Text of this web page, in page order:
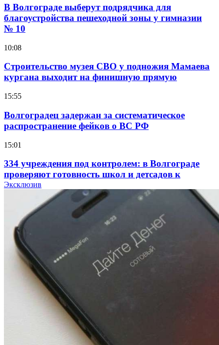
В Волгограде выберут подрядчика для
благоустройства пешеходной зоны у гимназии
№ 10
10:08
Строительство музея СВО у подножия Мамаева
кургана выходит на финишную прямую
15:55
Волгоградец задержан за систематическое
распространение фейков о ВС РФ
15:01
334 учреждения под контролем: в Волгограде
проверяют готовность школ и детсадов к
учебному году
Покушение на убийство в Волгограде: девушка
напала на незнакомую женщину с ножом
12:39
Сладкий праздник в Волгограде: в Центральном
парке прошёл фестиваль „Арбузный переполох“
Волгоградские компании нарастили экспорт:
заключены контракты на 3,6 млн долларов
Эксклюзив